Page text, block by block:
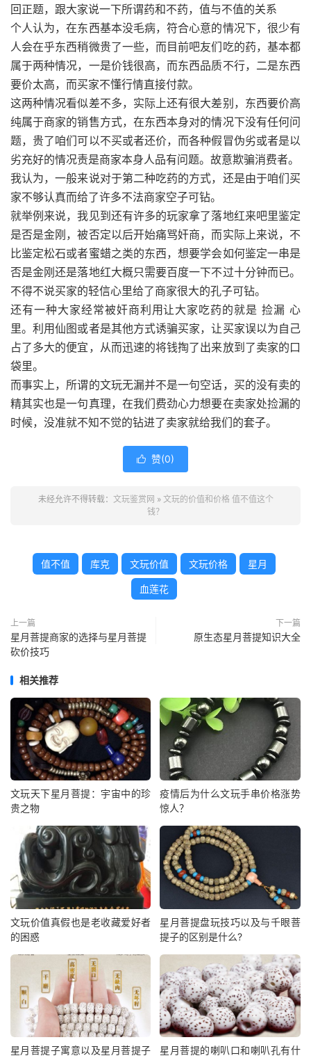
回正题，跟大家说一下所谓药和不药，值与不值的关系
个人认为，在东西基本没毛病，符合心意的情况下，很少有
人会在乎东西稍微贵了一些，而目前吧友们吃的药，基本都
属于两种情况，一是价钱很高，而东西品质不行，二是东西
要价太高，而买家不懂行情直接付款。
这两种情况看似差不多，实际上还有很大差别，东西要价高
纯属于商家的销售方式，在东西本身对的情况下没有任何问
题，贵了咱们可以不买或者还价，而各种假冒伪劣或者是以
劣充好的情况责是商家本身人品有问题。故意欺骗消费者。
我认为，一般来说对于第二种吃药的方式，还是由于咱们买
家不够认真而给了许多不法商家空子可钻。
就举例来说，我见到还有许多的玩家拿了落地红来吧里鉴定
是否是金刚，被否定以后开始痛骂奸商，而实际上来说，不
比鉴定松石或者蜜蜡之类的东西，想要学会如何鉴定一串是
否是金刚还是落地红大概只需要百度一下不过十分钟而已。
不得不说买家的轻信心里给了商家很大的孔子可钻。
还有一种大家经常被奸商利用让大家吃药的就是 捡漏 心
里。利用仙图或者是其他方式诱骗买家，让买家误以为自己
占了多大的便宜，从而迅速的将钱掏了出来放到了卖家的口
袋里。
而事实上，所谓的文玩无漏并不是一句空话，买的没有卖的
精其实也是一句真理，在我们费劲心力想要在卖家处捡漏的
时候，没准就不知不觉的钻进了卖家就给我们的套子。
 赞(0)
未经允许不得转载： 文玩鉴赏网 » 文玩的价值和价格 值不值这个
钱？
值不值 库克 文玩价值 文玩价格 星月
血莲花
上一篇
星月菩提商家的选择与星月菩提
砍价技巧
下一篇
原生态星月菩提知识大全
相关推荐
文玩天下星月菩提：宇宙中的珍
贵之物
疫情后为什么文玩手串价格涨势
惊人？
文玩价值真假也是老收藏爱好者
的困惑
星月菩提盘玩技巧以及与千眼菩
提子的区别是什么?
星月菩提子寓意以及星月菩提子
星月菩提的喇叭口和喇叭孔有什